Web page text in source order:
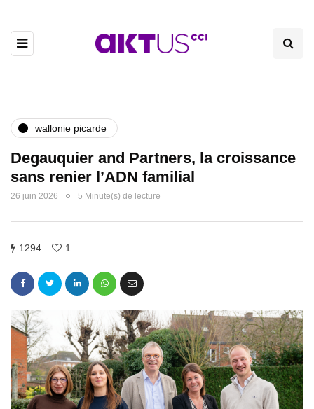
wallonie picarde
Degauquier and Partners, la croissance
sans renier l’ADN familial
26 juin 2026 5 Minute(s) de lecture
1294 1